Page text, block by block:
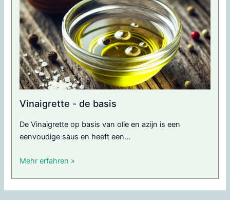
Vinaigrette - de basis
De Vinaigrette op basis van olie en azijn is een
eenvoudige saus en heeft een...
Mehr erfahren »